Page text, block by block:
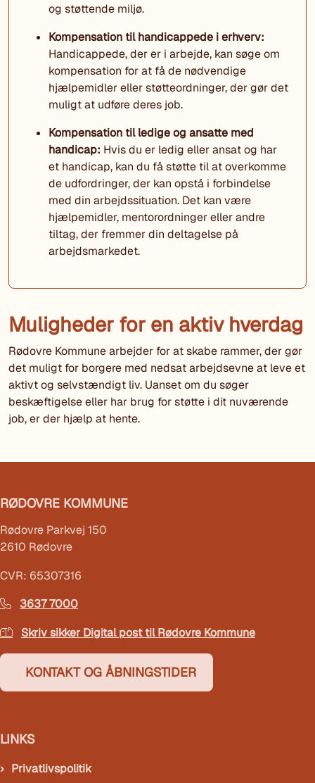
og støttende miljø.
Kompensation til handicappede i erhverv:
Handicappede, der er i arbejde, kan søge om
kompensation for at få de nødvendige
hjælpemidler eller støtteordninger, der gør det
muligt at udføre deres job.
Kompensation til ledige og ansatte med
handicap: Hvis du er ledig eller ansat og har
et handicap, kan du få støtte til at overkomme
de udfordringer, der kan opstå i forbindelse
med din arbejdssituation. Det kan være
hjælpemidler, mentorordninger eller andre
tiltag, der fremmer din deltagelse på
arbejdsmarkedet.
Muligheder for en aktiv hverdag
Rødovre Kommune arbejder for at skabe rammer, der gør
det muligt for borgere med nedsat arbejdsevne at leve et
aktivt og selvstændigt liv. Uanset om du søger
beskæftigelse eller har brug for støtte i dit nuværende
job, er der hjælp at hente.
RØDOVRE KOMMUNE
Rødovre Parkvej 150
2610 Rødovre
CVR: 65307316
3637 7000
Skriv sikker Digital post til Rødovre Kommune
KONTAKT OG ÅBNINGSTIDER
LINKS
Privatlivspolitik